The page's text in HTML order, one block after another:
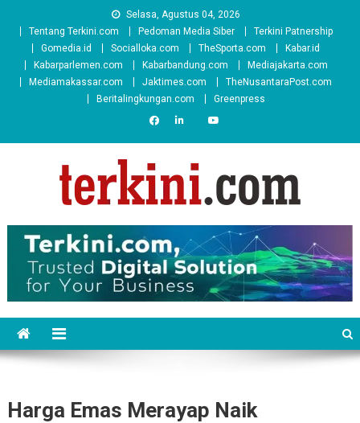
Selasa, Agustus 04, 2026
Tentang Terkini.com
Pedoman Media Siber
Terkini Patnership
Gomedia.id
Socialloka.com TheSporta.com
Kabar.id
Kabarparlemen.com
Kabarbandung.com
Mediajakarta.com
Mediamakassar.com
Jaktimes.com
TheNusantaraPost.com
Beritalingkungan.com
Greenpress
Harga Emas Merayap Naik